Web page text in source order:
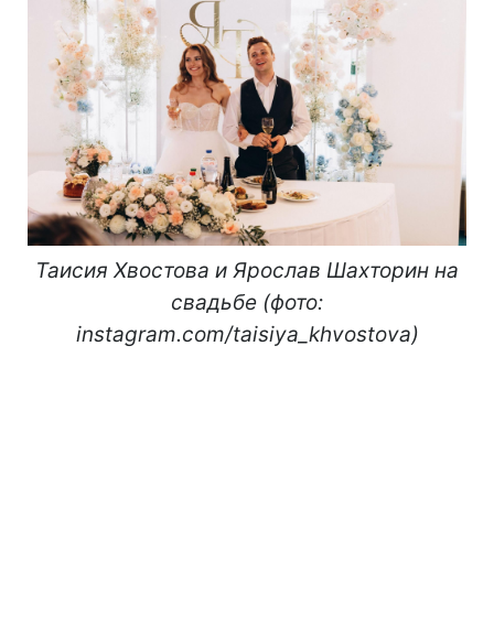
Таисия Хвостова и Ярослав Шахторин на
свадьбе (фото:
instagram.com/taisiya_khvostova)